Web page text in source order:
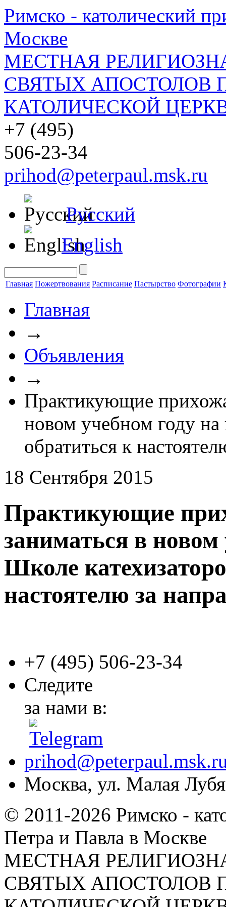
Римско - католический
Москве
МЕСТНАЯ
СВЯТЫХ АПОСТОЛОВ
КАТОЛИЧЕСКОЙ
+7 (495)
506-23-34
prihod@peterpaul.msk.ru
Русский
English
Главная Пожертвования Расписание Пастырство Фотографии
Главная
→
Объявления
→
Практикующие
новом учебном году на
обратиться к
18 Сентября 2015
Практикующие
заниматься в
Школе
настоятелю за
+7 (495) 506-23-34
Следите
за нами в:
Москва, ул. Малая
© 2011-2026 Римско -
Петра и Павла в Москве
МЕСТНАЯ
СВЯТЫХ АПОСТОЛОВ